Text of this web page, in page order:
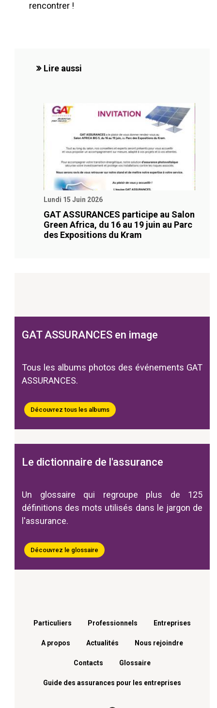
rencontrer !
Lire aussi
Lundi 15 Juin 2026
GAT ASSURANCES participe au Salon
Green Africa, du 16 au 19 juin au Parc
des Expositions du Kram
GAT ASSURANCES en image
Tous les albums photos des événements GAT
ASSURANCES.
Découvrez tous les albums
Le dictionnaire de l'assurance
Un glossaire qui regroupe plus de 125
définitions des mots utilisés dans le jargon de
l'assurance.
Découvrez le glossaire
Menu footer
Particuliers Professionnels Entreprises
A propos Actualités Nous rejoindre
Contacts Glossaire
Guide des assurances pour les entreprises